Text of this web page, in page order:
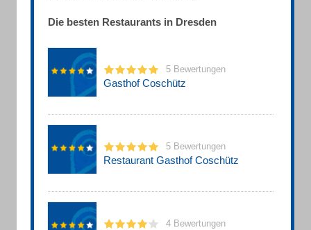
Die besten Restaurants in Dresden
5 Bewertungen
Gasthof Coschütz
5 Bewertungen
Restaurant Gasthof Coschütz
4 Bewertungen